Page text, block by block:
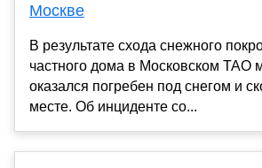
Москве
В результате схода снежного
частного дома в Московском ТАО
оказался погребен под снегом и
месте. Об инциденте со...